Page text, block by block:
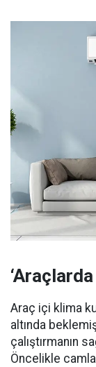
Araç içi klima
altında
çalıştırmanın
Öncelikle